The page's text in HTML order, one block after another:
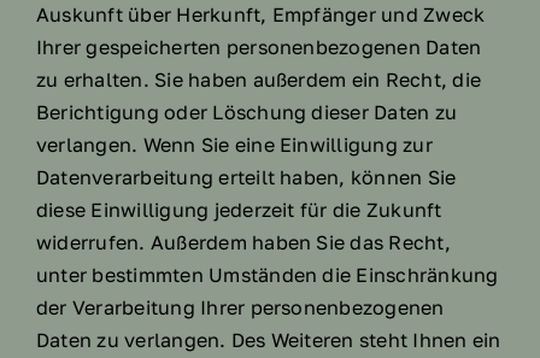
Auskunft über Herkunft, Empfänger und Zweck
Ihrer gespeicherten personenbezogenen Daten
zu erhalten. Sie haben außerdem ein Recht, die
Berichtigung oder Löschung dieser Daten zu
verlangen. Wenn Sie eine Einwilligung zur
Datenverarbeitung erteilt haben, können Sie
diese Einwilligung jederzeit für die Zukunft
widerrufen. Außerdem haben Sie das Recht,
unter bestimmten Umständen die Einschränkung
der Verarbeitung Ihrer personenbezogenen
Daten zu verlangen. Des Weiteren steht Ihnen ein